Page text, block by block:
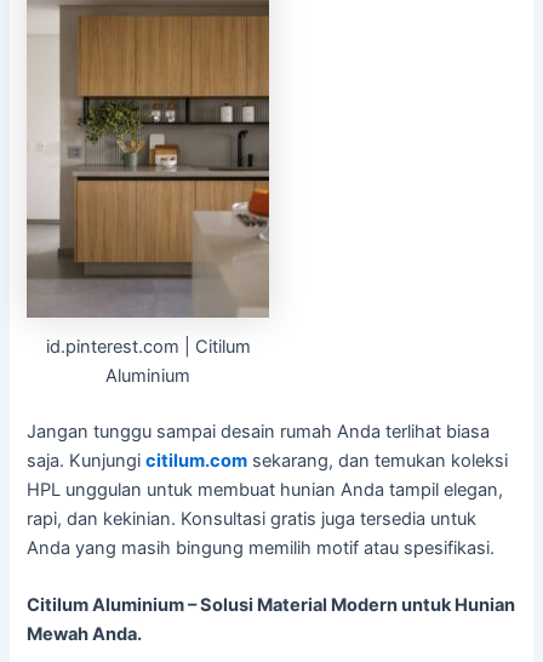
id.pinterest.com | Citilum
Aluminium
Jangan tunggu sampai desain rumah Anda terlihat biasa
saja. Kunjungicitilum.com sekarang, dan temukan koleksi
HPL unggulan untuk membuat hunian Anda tampil elegan,
rapi, dan kekinian. Konsultasi gratis juga tersedia untuk
Anda yang masih bingung memilih motif atau spesifikasi.
Citilum Aluminium – Solusi Material Modern untuk Hunian
Mewah Anda.